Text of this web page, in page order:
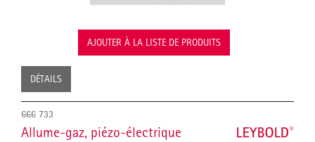
AJOUTER À LA LISTE DE PRODUITS
DÉTAILS
666 733
Allume-gaz, piézo-électrique